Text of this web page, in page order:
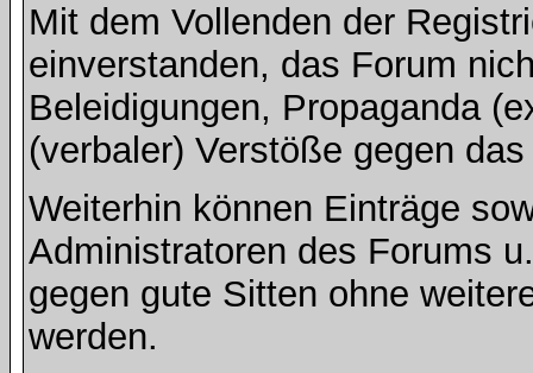
Mit dem Vollenden der
einverstanden, das Forum
Beleidigungen, Propaganda
(verbaler) Verstöße gegen
Weiterhin können Einträge
Administratoren des Forums
gegen gute Sitten ohne
werden.